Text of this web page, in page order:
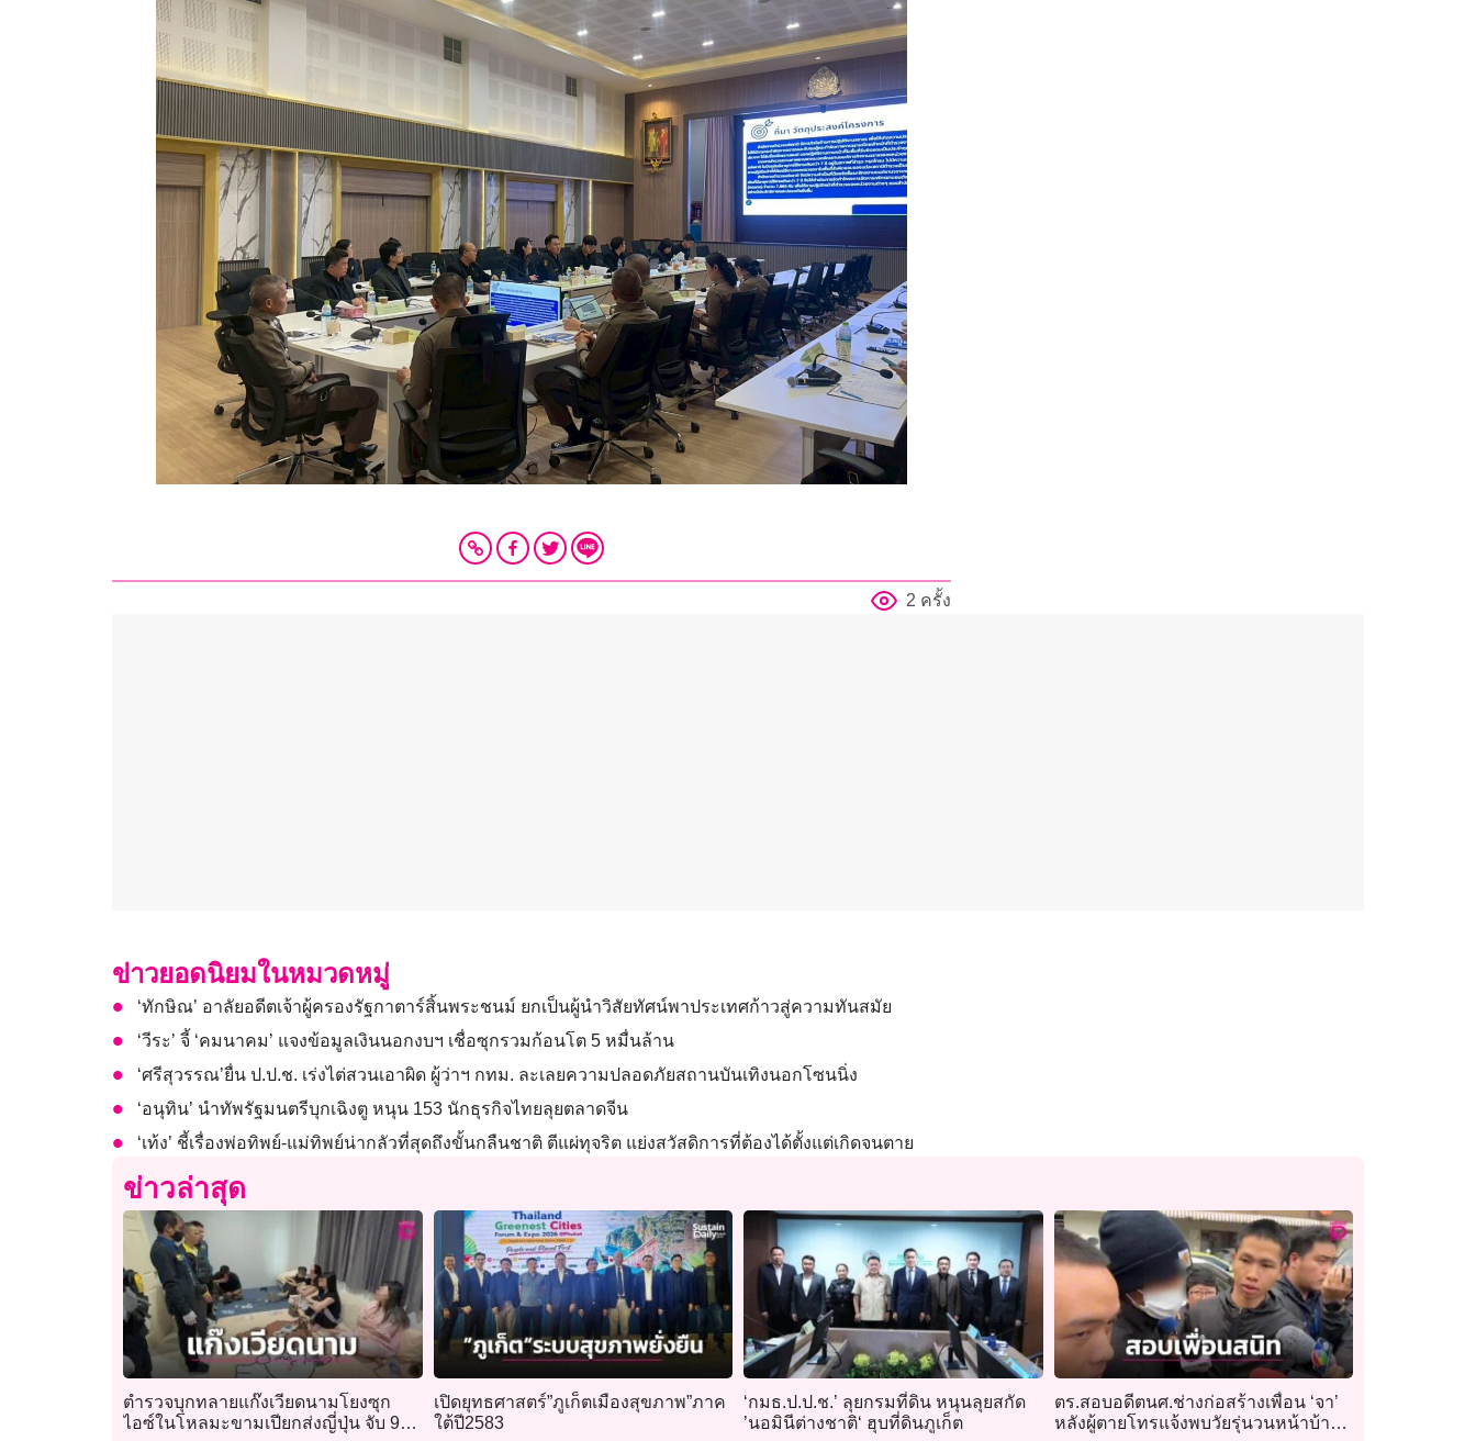
2 ครั้ง
ข่าวยอดนิยมในหมวดหมู่
‘ทักษิณ’ อาลัยอดีตเจ้าผู้ครองรัฐกาตาร์สิ้นพระชนม์ ยกเป็นผู้นำวิสัยทัศน์พาประเทศก้าวสู่ความทันสมัย
‘วีระ’ จี้ ‘คมนาคม’ แจงข้อมูลเงินนอกงบฯ เชื่อซุกรวมก้อนโต 5 หมื่นล้าน
‘ศรีสุวรรณ’ยื่น ป.ป.ช. เร่งไต่สวนเอาผิด ผู้ว่าฯ กทม. ละเลยความปลอดภัยสถานบันเทิงนอกโซนนิ่ง
‘อนุทิน’ นำทัพรัฐมนตรีบุกเฉิงตู หนุน 153 นักธุรกิจไทยลุยตลาดจีน
‘เท้ง’ ชี้เรื่องพ่อทิพย์-แม่ทิพย์น่ากลัวที่สุดถึงขั้นกลืนชาติ ตีแผ่ทุจริต แย่งสวัสดิการที่ต้องได้ตั้งแต่เกิดจนตาย
ข่าวล่าสุด
ตำรวจบุกทลายแก๊งเวียดนามโยงซุก
ไอซ์ในโหลมะขามเปียกส่งญี่ปุ่น จับ 9
เปิดยุทธศาสตร์”ภูเก็ตเมืองสุขภาพ”ภาค
ใต้ปี2583
‘กมธ.ป.ป.ช.’ ลุยกรมที่ดิน หนุนลุยสกัด
’นอมินีต่างชาติ‘ ฮุบที่ดินภูเก็ต
ตร.สอบอดีตนศ.ช่างก่อสร้างเพื่อน ‘จา’
หลังผู้ตายโทรแจ้งพบวัยรุ่นวนหน้าบ้าน